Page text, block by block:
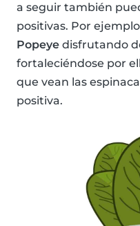
a seguir también
positivas. Por
Popeye disfrutando
fortaleciéndose por
que vean las
positiva.